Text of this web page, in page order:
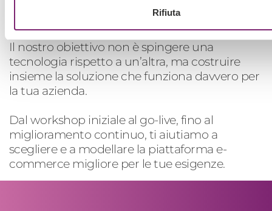
Rifiuta
Il nostro obiettivo non è spingere una
tecnologia rispetto a un’altra, ma costruire
insieme la soluzione che funziona davvero per
la tua azienda.
Dal workshop iniziale al go-live, fino al
miglioramento continuo, ti aiutiamo a
scegliere e a modellare la piattaforma e-
commerce migliore per le tue esigenze.